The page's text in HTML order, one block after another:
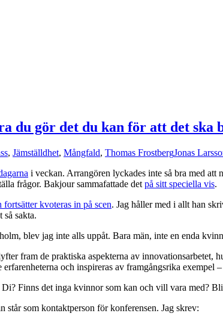
du gör det du kan för att det ska
, Jämställdhet, Mångfald, Thomas FrostbergJonas
i veckan. Arrangören lyckades inte så bra med att
frågor. Bakjour sammafattade det på sitt speciella vis.
fortsätter kvoteras in på scen. Jag håller med i allt han
så sakta.
blev jag inte alls uppåt. Bara män, inte en enda
fram de praktiska aspekterna av innovationsarbetet,
och inspireras av framgångsrika exempel
Finns det inga kvinnor som kan och vill vara med?
som kontaktperson för konferensen. Jag skrev: